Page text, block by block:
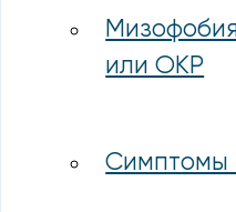
или ОКР
Симптомы